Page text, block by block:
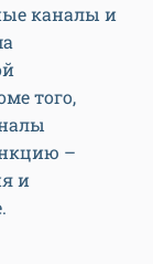
каналы и
того,
–
и